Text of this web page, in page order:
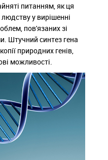
питанням, як ця
у вирішенні
пов'язаних зі
Штучний синтез гена
природних генів,
можливості.